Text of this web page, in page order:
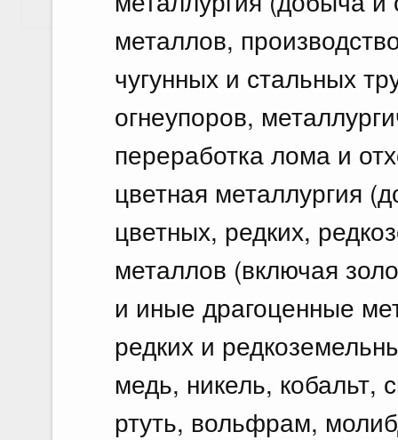
металлов,
чугунных и стальных
огнеупоров,
переработка лома и
цветная металлургия
цветных, редких,
металлов (включая
и иные драгоценные
редких и
медь, никель, кобальт,
ртуть, вольфрам,
Показать еще